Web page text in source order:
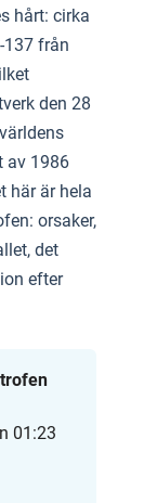
hårt: cirka
137 från
den 28
av 1986
här är hela
orsaker,
det
efter
01:23